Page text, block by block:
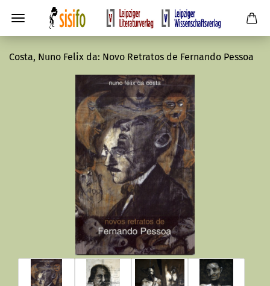
Costa, Nuno Felix da: Novo Retratos de Fernando Pessoa